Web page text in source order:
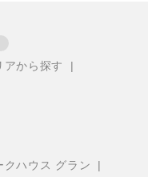
アから探す
クハウス グラン